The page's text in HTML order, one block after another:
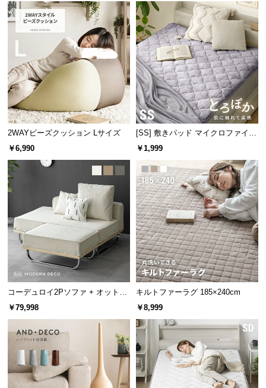
ス
に
て
入
経
路
に
つ
返
品・
キ
ャ
セ
ル
に
い
て
保
断熱・防音性に優れた中材
ベッドの中材には、断熱と防音性に優れた素材を使
用。夏は涼しく冬は温かいベッドに適した仕様で
す。
2WAYビーズクッション Lサイズ
￥6,990
[SS] 敷きパッド マイクロファイバ
ー
￥1,999
コーデュロイ2Pソファ + オットマ
ン
￥79,998
キルトファーラグ 185×240cm
￥8,999